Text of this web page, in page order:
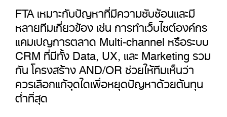
FTA เหมาะกับปัญหาที่มีความซับซ้อนและมี
หลายทีมเกี่ยวข้อง เช่น การทำเว็บไซต์องค์กร
แคมเปญการตลาด Multi-channel หรือระบบ
CRM ที่มีทั้ง Data, UX, และ Marketing รวม
กัน โครงสร้าง AND/OR ช่วยให้ทีมเห็นว่า
ควรเลือกแก้จุดใดเพื่อหยุดปัญหาด้วยต้นทุน
ต่ำที่สุด